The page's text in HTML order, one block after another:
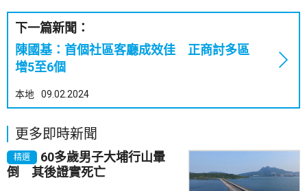
下一篇新聞：
陳國基：首個社區客廳成效佳 正商討多區
增5至6個
本地 09.02.2024
更多即時新聞
精選
60多歲男子大埔行山暈
倒 其後證實死亡